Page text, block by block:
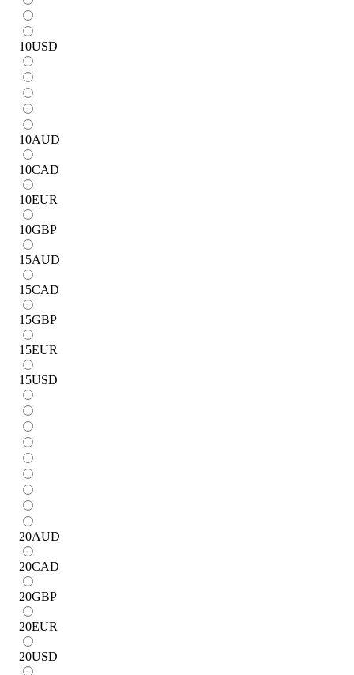
10USD
10AUD
10CAD
10EUR
10GBP
15AUD
15CAD
15GBP
15EUR
15USD
20AUD
20CAD
20GBP
20EUR
20USD